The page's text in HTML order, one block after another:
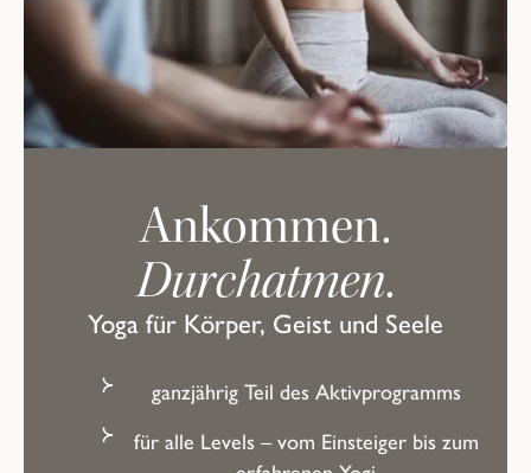
Yoga für Körper, Geist und Seele
Ankommen.
Durchatmen.
ganzjährig Teil des Aktivprogramms
für alle Levels – vom Einsteiger bis zum